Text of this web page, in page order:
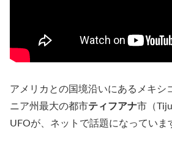
アメリカとの国境沿いにあるメキシ
ニア州最大の都市ティフアナ市（
UFOが、ネットで話題になっていま